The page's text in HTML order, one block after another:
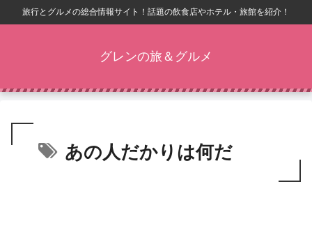
旅行とグルメの総合情報サイト！話題の飲食店やホテル・旅館を紹介！
グレンの旅＆グルメ
あの人だかりは何だ